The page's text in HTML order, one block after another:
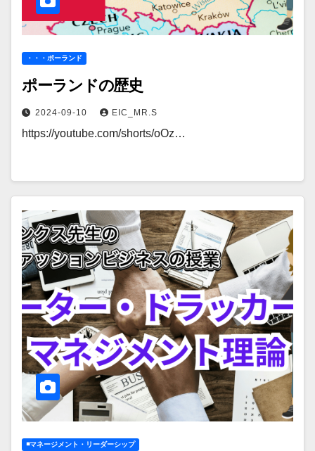
・・・ポーランド
ポーランドの歴史
2024-09-10 EIC_MR.S
https://youtube.com/shorts/oOz…
◾️マネージメント・リーダーシップ